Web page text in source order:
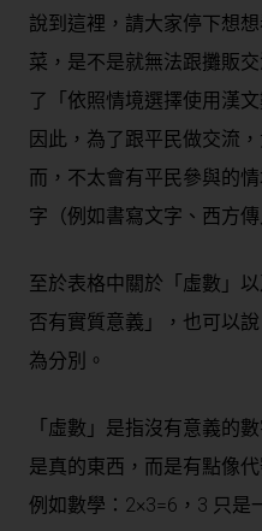
說到這裡，請大家停下想
菜，是不是就無法跟攤販
了「依照情境選擇使用漢
因此，為了跟平民做交流
而，不太會有平民參與的
字（例如書寫文字、西方
至於表格中關於「虛數」
否有實質意義」，也可以
為分別。
「虛數」是指沒有意義的
是真的東西，而是有點像
例如數學：2×3=6，3 只是